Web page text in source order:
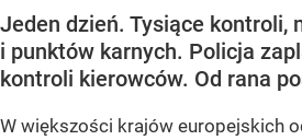
Jeden dzień. Tysiące kontroli,
i punktów karnych. Policja
kontroli kierowców. Od rana
W większości krajów europejskich